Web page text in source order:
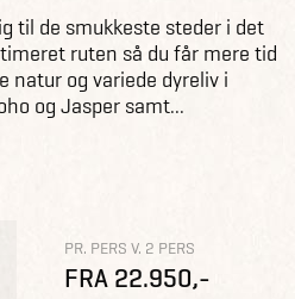
til de smukkeste steder i det
ruten så du får mere tid
natur og variede dyreliv i
og Jasper samt...
PR. PERS V. 2 PERS
FRA 22.950,-